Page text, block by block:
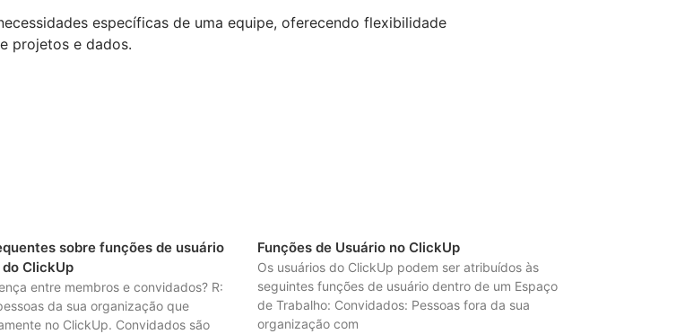
específicas de uma equipe, oferecendo flexibilidade
projetos e dados.
sobre funções de usuário
ClickUp
entre membros e convidados? R:
da sua organização que
no ClickUp. Convidados são
Funções de Usuário no ClickUp
Os usuários do ClickUp podem ser atribuídos às
seguintes funções de usuário dentro de um Espaço
de Trabalho: Convidados: Pessoas fora da sua
organização com